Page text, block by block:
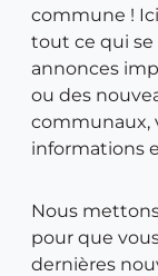
commune !
tout ce qui se
annonces
ou des
communaux,
informations
Nous
pour que
dernières